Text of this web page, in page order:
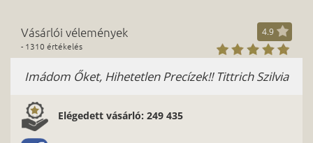
Vásárlói vélemények
- 1310 értékelés
4.9
Őket, Hihetetlen Precízek!! Tittrich Szilvia
Elégedett vásárló: 249 435